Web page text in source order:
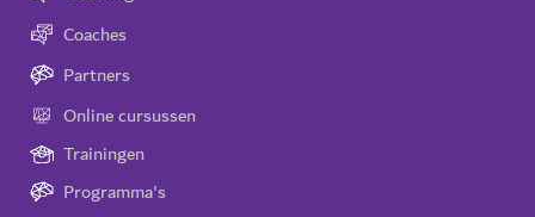
Coaches
Partners
Online cursussen
Trainingen
Programma's